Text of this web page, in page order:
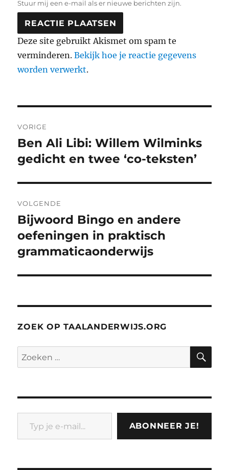
Stuur mij een e-mail als er nieuwe berichten zijn.
Deze site gebruikt Akismet om spam te
verminderen.Bekijk hoe je reactie gegevens
worden verwerkt.
navigatie
VORIGE
Vorig
bericht:
Ben Ali Libi: Willem Wilminks
gedicht en twee ‘co-teksten’
VOLGENDE
Volgend
bericht:
Bijwoord Bingo en andere
oefeningen in praktisch
grammaticaonderwijs
ZOEK OP TAALANDERWIJS.ORG
Zoeken
naar:
Typ je e-mail...
ABONNEER JE!